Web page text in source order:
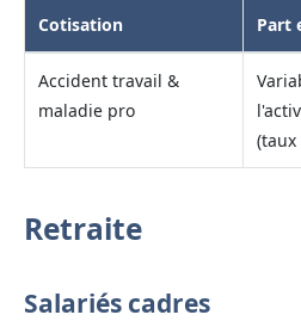
Cotisation Part
Accident travail &
maladie pro
(taux
Retraite
Salariés cadres